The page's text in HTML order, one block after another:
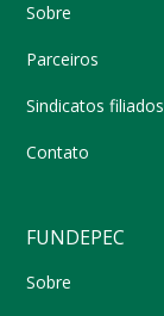
Sobre
Parceiros
Sindicatos filiados
Contato
FUNDEPEC
Sobre